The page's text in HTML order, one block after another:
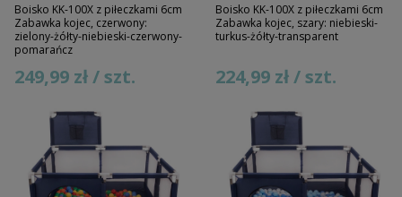
Boisko KK-100X z piłeczkami 6cm
Zabawka kojec, czerwony:
zielony-żółty-niebieski-czerwony-
pomarańcz
249,99 zł / szt.
Boisko KK-100X z piłeczkami 6cm
Zabawka kojec, szary: niebieski-
turkus-żółty-transparent
224,99 zł / szt.